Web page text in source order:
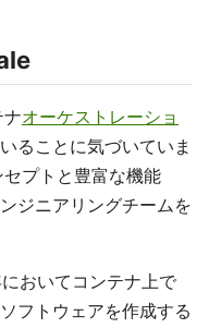
オーケストレーショ
ることに気づいていま
プトと豊富な機能
ジニアリングチームを
おいてコンテナ上で
フトウェアを作成する